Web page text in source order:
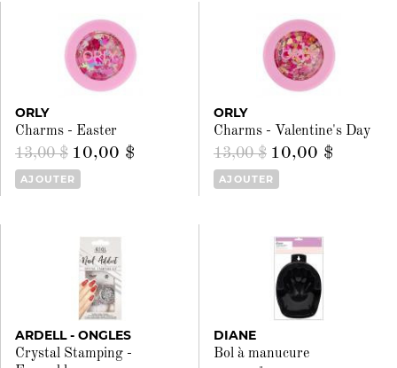
ORLY
Charms - Easter
13,00 $ 10,00 $
AJOUTER
ORLY
Charms - Valentine's Day
13,00 $ 10,00 $
AJOUTER
ARDELL - ONGLES
Crystal Stamping -
DIANE
Bol à manucure